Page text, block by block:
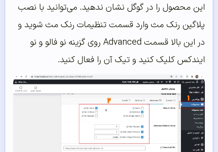
این محصول را در گوگل نشان ندهید. می‌توانید با نصب
پلاگین رنک مث وارد قسمت تنظیمات رنک مث شوید و
در این بالا قسمت ‌Advanced روی گزینه نو فالو و نو
ایندکس کلیک کنید و تیک آن را فعال کنید.